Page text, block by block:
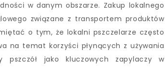
w danym obszarze. Zakup lokalnego
związane z transportem produktów
o tym, że lokalni pszczelarze często
na temat korzyści płynących z używania
pszczół jako kluczowych zapylaczy w